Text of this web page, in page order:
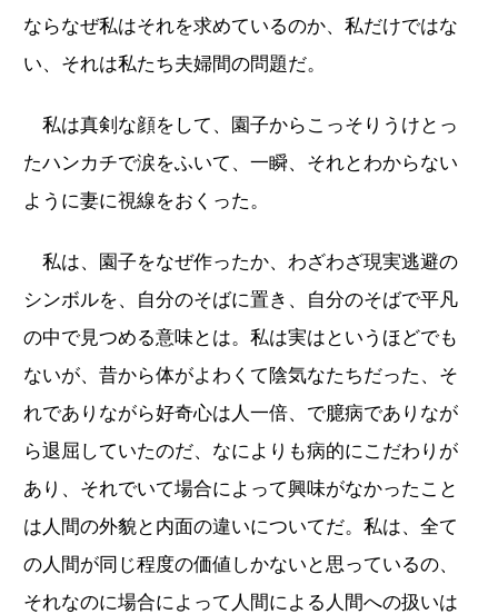
ならなぜ私はそれを求めているのか、私だけではな
い、それは私たち夫婦間の問題だ。
私は真剣な顔をして、園子からこっそりうけとっ
たハンカチで涙をふいて、一瞬、それとわからない
ように妻に視線をおくった。
私は、園子をなぜ作ったか、わざわざ現実逃避の
シンボルを、自分のそばに置き、自分のそばで平凡
の中で見つめる意味とは。私は実はというほどでも
ないが、昔から体がよわくて陰気なたちだった、そ
れでありながら好奇心は人一倍、で臆病でありなが
ら退屈していたのだ、なによりも病的にこだわりが
あり、それでいて場合によって興味がなかったこと
は人間の外貌と内面の違いについてだ。私は、全て
の人間が同じ程度の価値しかないと思っているの、
それなのに場合によって人間による人間への扱いは